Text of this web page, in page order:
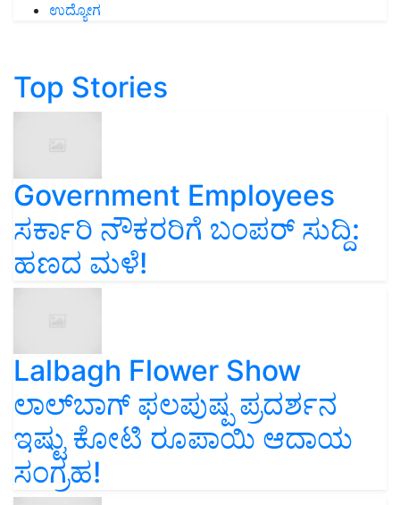
ಉದ್ಯೋಗ
Top Stories
Government Employees
ಸರ್ಕಾರಿ ನೌಕರರಿಗೆ ಬಂಪರ್‌ ಸುದ್ದಿ:
ಹಣದ ಮಳೆ!
Lalbagh Flower Show
ಲಾಲ್‌ಬಾಗ್ ಫಲಪುಷ್ಪ ಪ್ರದರ್ಶನ
ಇಷ್ಟು ಕೋಟಿ ರೂಪಾಯಿ ಆದಾಯ
ಸಂಗ್ರಹ!